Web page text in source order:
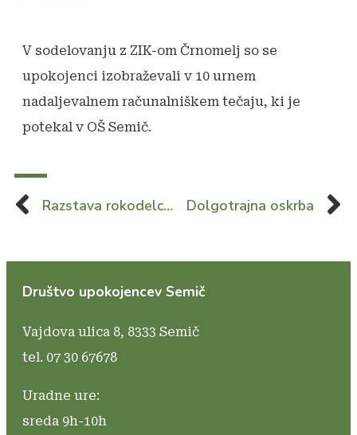
V sodelovanju z ZIK-om Črnomelj so se
upokojenci izobraževali v 10 urnem
nadaljevalnem računalniškem tečaju, ki je
potekal v OŠ Semič.
Razstava rokodelcev na Uršnih selih Dolgotrajna oskrba
Društvo upokojencev Semič
Vajdova ulica 8, 8333 Semič
tel. 07 30 67678
Uradne ure:
sreda 9h-10h